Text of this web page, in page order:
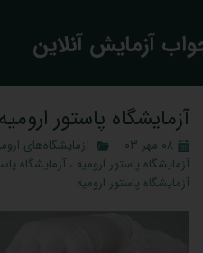
آزمایش آنلاین
آزمایشگاه پاستور ارومیه
۰۸ مهر ۰۳ آزمایشگاه‌های
آزمایشگاه پاستور ارومیه ، آزمایشگاه
آزمایشگاه پاستور ارومیه